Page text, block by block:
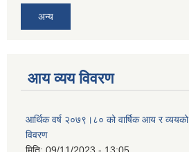
अन्य
आय व्यय विवरण
आर्थिक वर्ष २०७९।८० को वार्षिक आय र व्ययको
विवरण
मिति: 09/11/2023 - 13:05